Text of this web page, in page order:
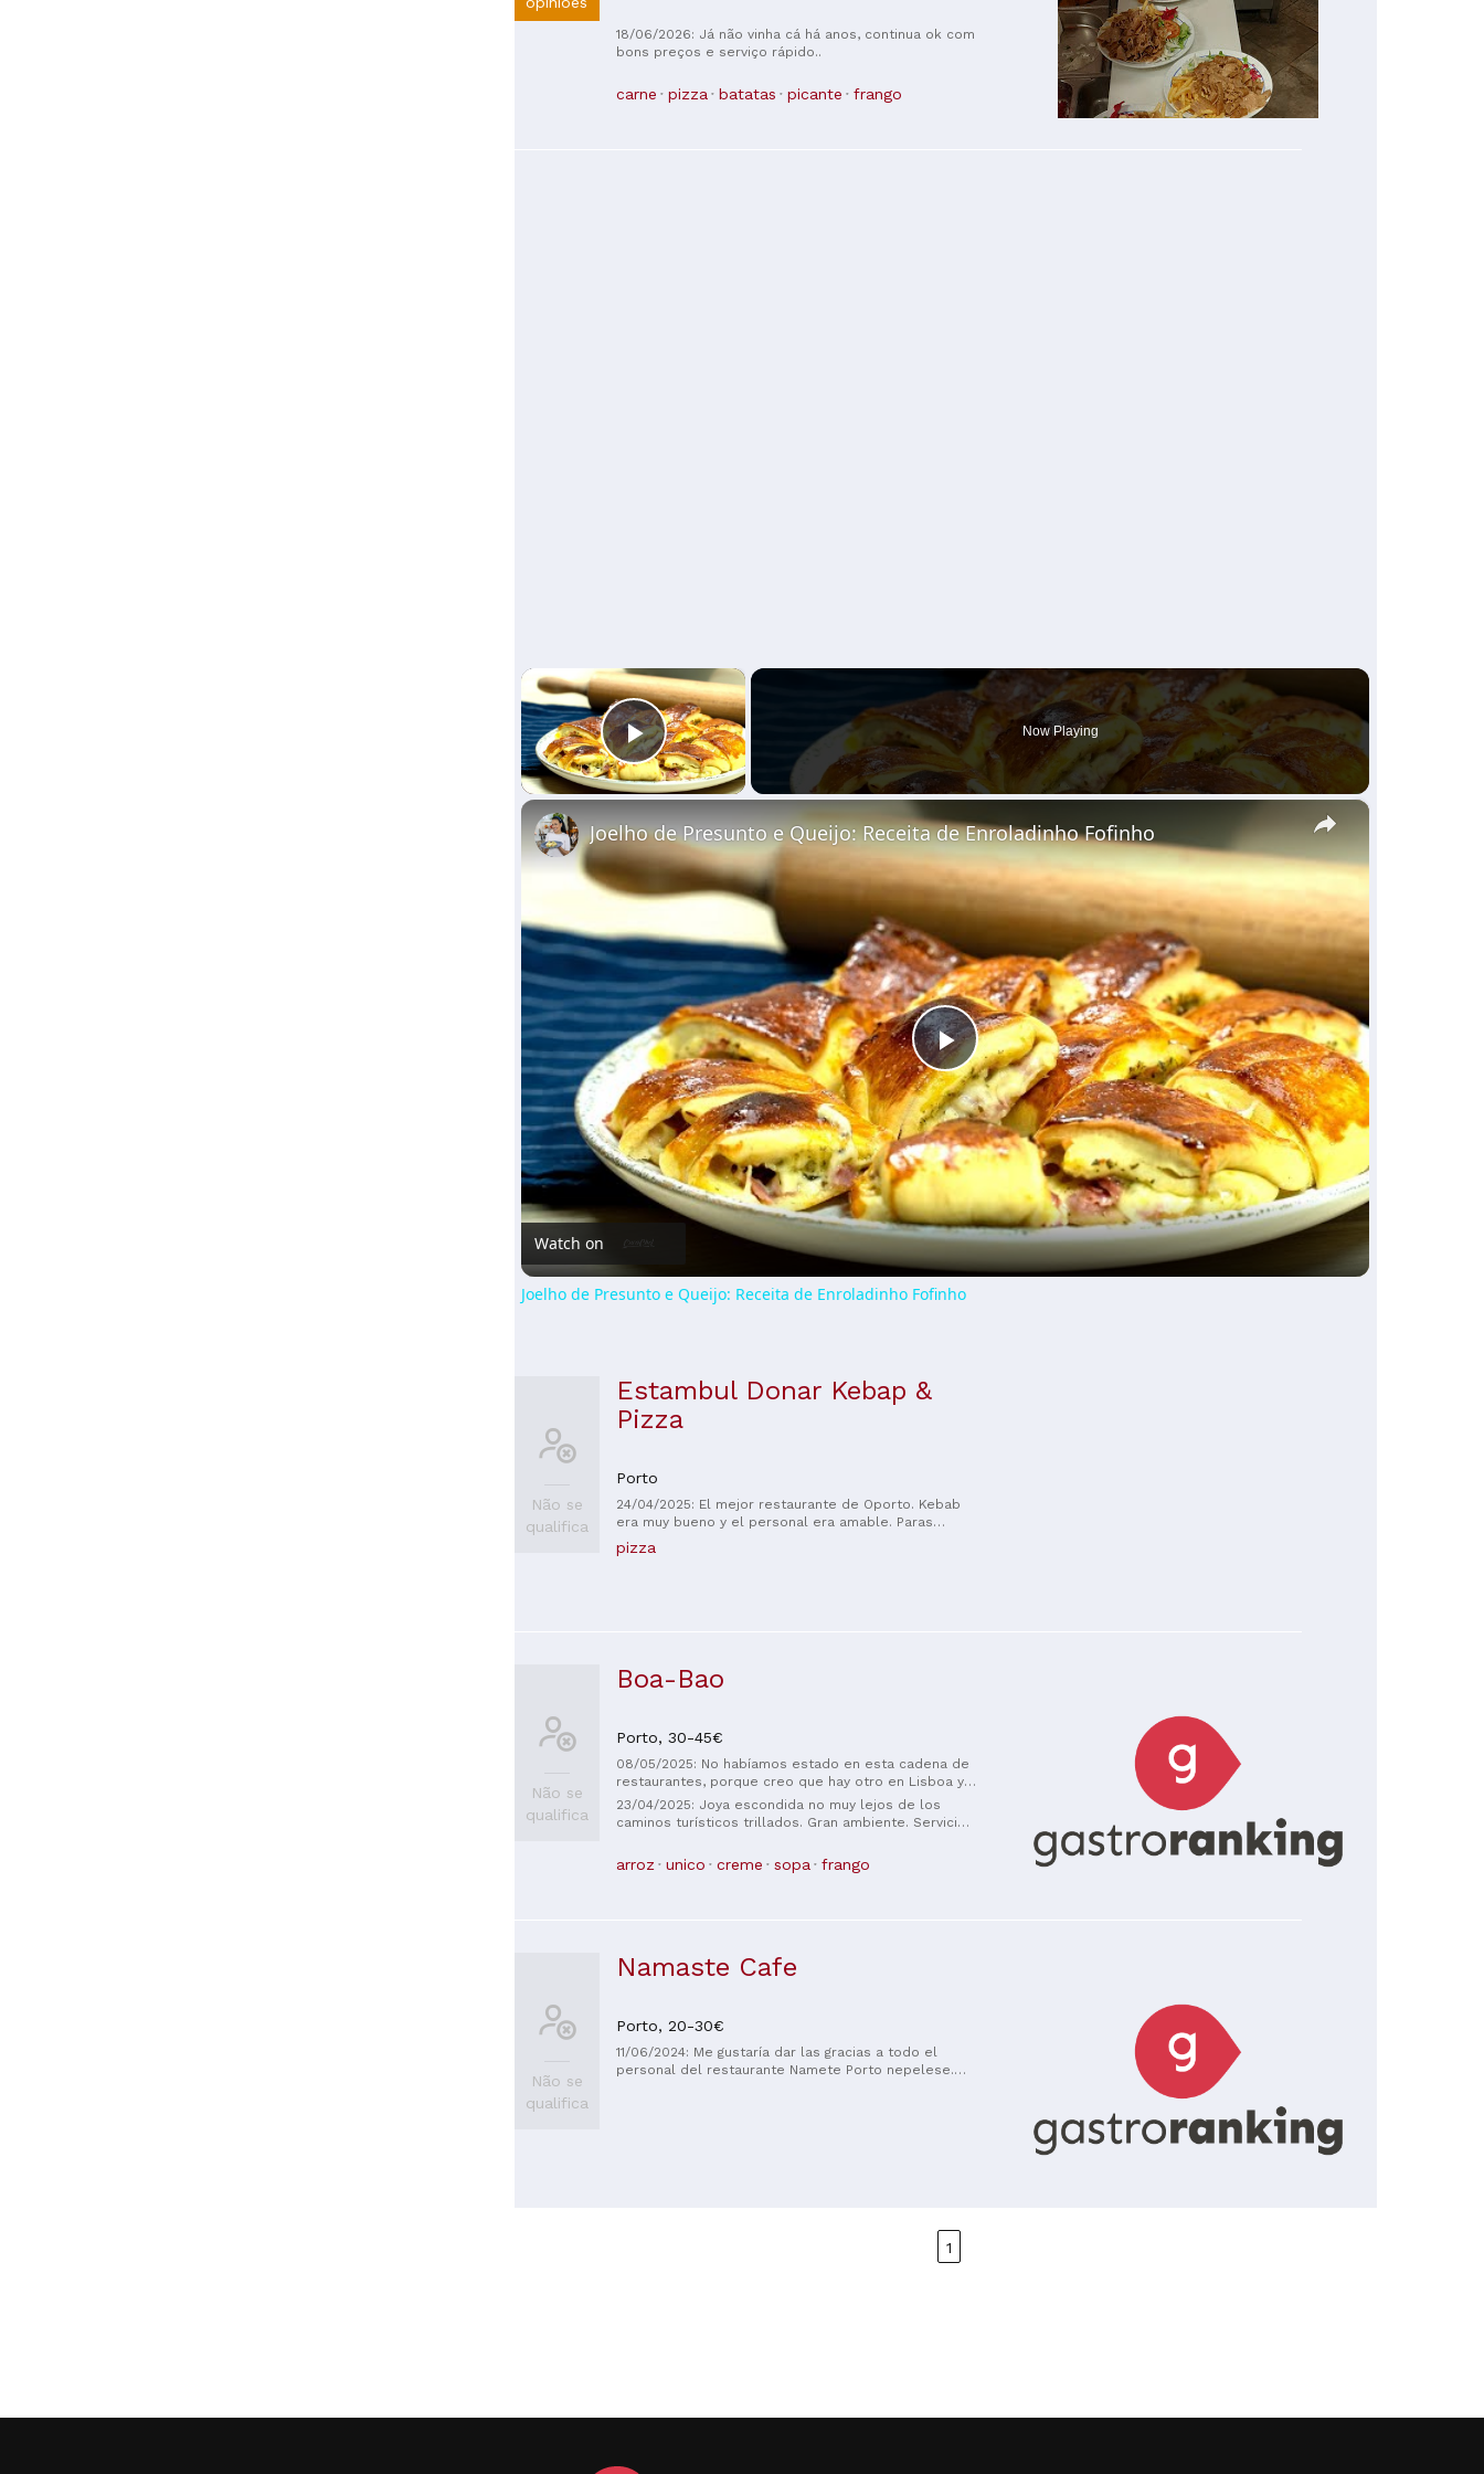
18/06/2026: Já não vinha cá há anos, continua ok com
bons preços e serviço rápido..
carne pizza batatas picante frango
×
Play Video
Now Playing
×
Play
Video
Joelho de Presunto e Queijo: Receita de Enroladinho Fofinho
Watch on
Joelho de Presunto e Queijo: Receita de Enroladinho Fofinho
Não se
qualifica
Estambul Donar Kebap &
Pizza
Porto
24/04/2025: El mejor restaurante de Oporto. Kebab
era muy bueno y el personal era amable. Paras
ravintola Portossa. Kebab maukasta ja hyvää.
Henkilökunta aivan mahtavaa.
pizza
Não se
qualifica
Boa-Bao
Porto, 30-45€
08/05/2025: No habíamos estado en esta cadena de
restaurantes, porque creo que hay otro en Lisboa y
otro en Barcelona. Nos ha parecido un restaurante
con una decoración muy chula, y la comida tipo
atención de la camarera una chica que era africana
23/04/2025: Joya escondida no muy lejos de los
caminos turísticos trillados. Gran ambiente. Servicio
amable. Si usted tiene alguna alergia alimentaria este
arroz unico creme sopa frango
Não se
qualifica
Namaste Cafe
Porto, 20-30€
11/06/2024: Me gustaría dar las gracias a todo el
personal del restaurante Namete Porto nepelese.
1